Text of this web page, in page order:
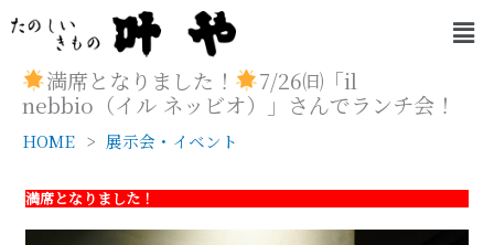
容
メ
ニ
ー
満席となりました！
7/26㈰「il
nebbio（イル ネッビオ）」さんでランチ会！
HOME 展示会・イベント
満席となりました！